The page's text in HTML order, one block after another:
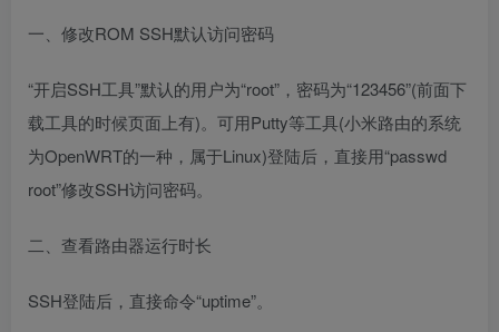
一、修改ROM SSH默认访问密码
“开启SSH工具”默认的用户为“root”，密码为“123456”(前面下
载工具的时候页面上有)。可用Putty等工具(小米路由的系统
为OpenWRT的一种，属于Linux)登陆后，直接用“passwd
root”修改SSH访问密码。
二、查看路由器运行时长
SSH登陆后，直接命令“uptime”。